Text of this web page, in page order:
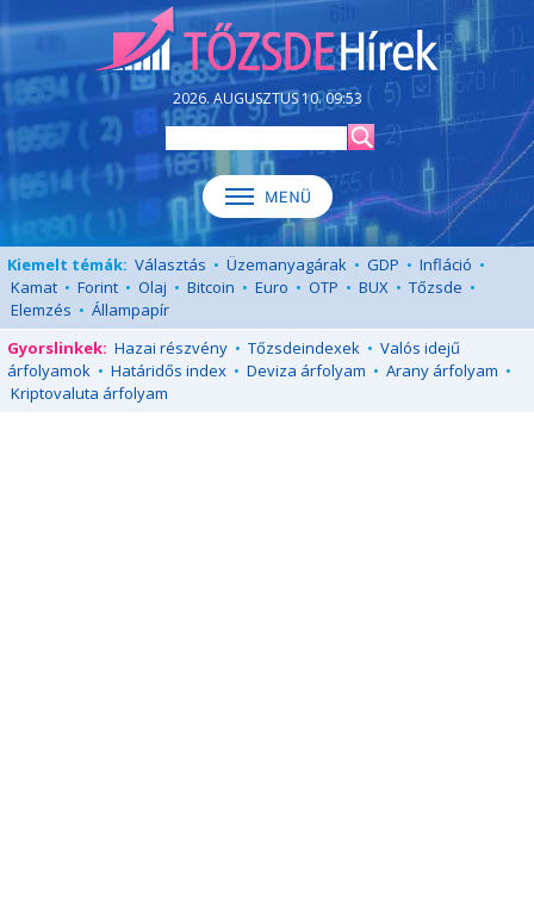
2026. AUGUSZTUS 10. 09:53
Kiemelt témák: Választás • Üzemanyagárak • GDP • Infláció •
Kamat • Forint • Olaj • Bitcoin • Euro • OTP • BUX • Tőzsde •
Elemzés • Állampapír
Gyorslinkek: Hazai részvény • Tőzsdeindexek • Valós idejű
árfolyamok • Határidős index • Deviza árfolyam • Arany árfolyam •
Kriptovaluta árfolyam